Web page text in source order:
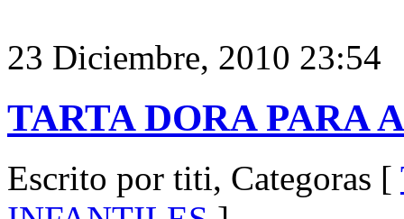
23 Diciembre, 2010 23:54
TARTA DORA PARA
Escrito por titi, Categoras [